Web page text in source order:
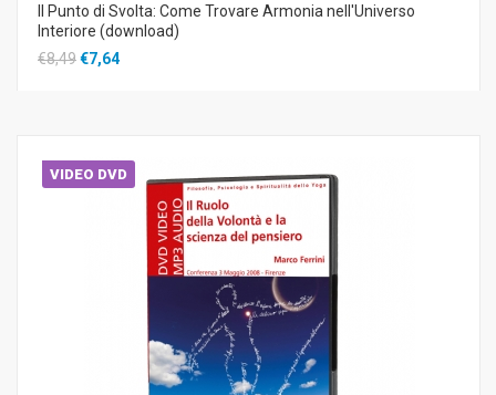
Il Punto di Svolta: Come Trovare Armonia nell'Universo
Interiore (download)
€8,49€7,64
VIDEO DVD